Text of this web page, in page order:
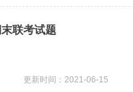
联考试题
更新时间：2021-06-15